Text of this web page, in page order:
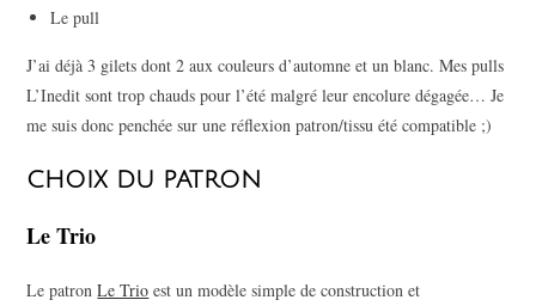
Le pull
J’ai déjà 3 gilets dont 2 aux couleurs d’automne et un blanc. Mes pulls
L’Inedit sont trop chauds pour l’été malgré leur encolure dégagée… Je
me suis donc penchée sur une réflexion patron/tissu été compatible ;)
CHOIX DU PATRON
Le Trio
Le patronLe Trio est un modèle simple de construction et